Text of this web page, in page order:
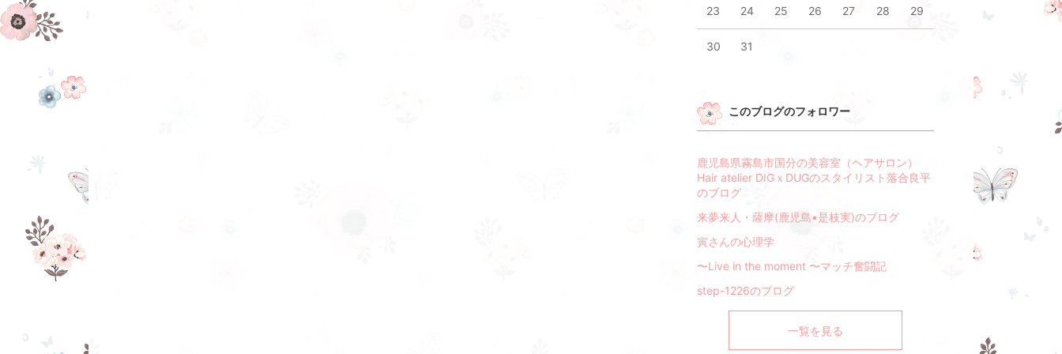
23 24 25 26 27 28 29
30 31
このブログのフォロワー
鹿児島県霧島市国分の美容室（ヘアサロン）
Hair atelier DIGｘDUGのスタイリスト落合良平
のブログ
来夢来人・薩摩(鹿児島▪是枝実)のブログ
寅さんの心理学
〜Live in the moment 〜マッチ奮闘記
step-1226のブログ
一覧を見る